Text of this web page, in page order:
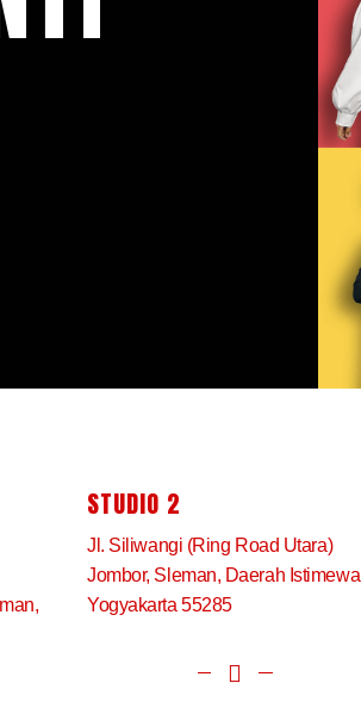
STUDIO 2
Jl. Siliwangi (Ring Road Utara)
Jombor, Sleman, Daerah Istimewa
Yogyakarta 55285